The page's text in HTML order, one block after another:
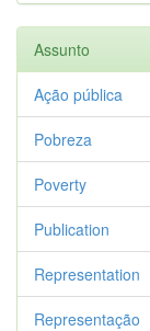
Assunto
Ação pública
Pobreza
Poverty
Publication
Representation
Representação